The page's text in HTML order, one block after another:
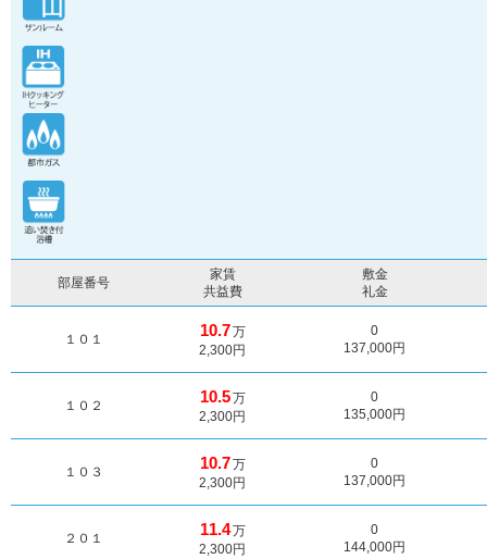
部屋番号
家賃
共益費
敷金
礼金
１０１ 10.7万
2,300円
0
137,000円
１０２ 10.5万
2,300円
0
135,000円
１０３ 10.7万
2,300円
0
137,000円
２０１ 11.4万
2,300円
0
144,000円